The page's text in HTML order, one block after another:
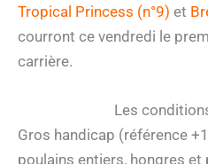
Tropical Princess (n°9) et
courront ce vendredi le
carrière.
Les
Gros handicap (référence
poulains entiers, hongres et